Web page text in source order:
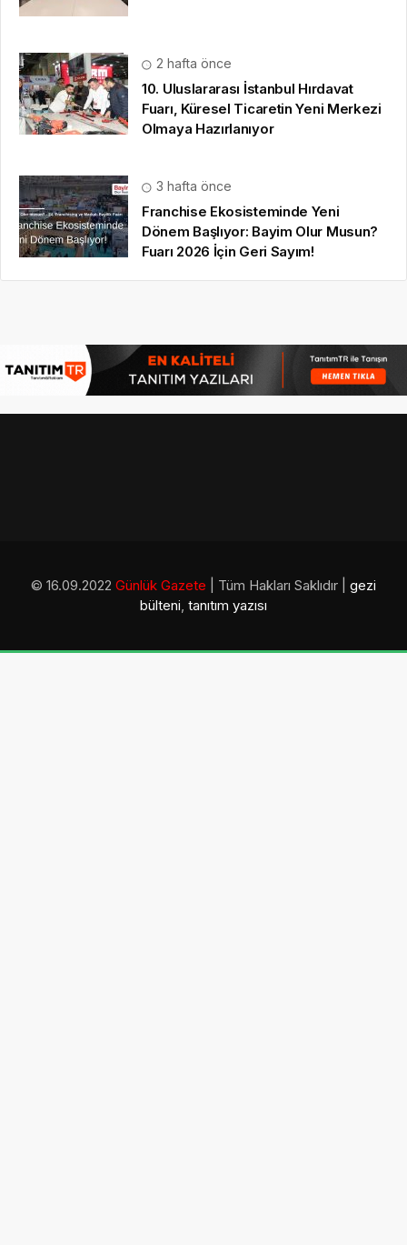
2 hafta önce
10. Uluslararası İstanbul Hırdavat
Fuarı, Küresel Ticaretin Yeni Merkezi
Olmaya Hazırlanıyor
3 hafta önce
Franchise Ekosisteminde Yeni
Dönem Başlıyor: Bayim Olur Musun?
Fuarı 2026 İçin Geri Sayım!
© 16.09.2022 Günlük Gazete | Tüm Hakları Saklıdır | gezi
bülteni, tanıtım yazısı